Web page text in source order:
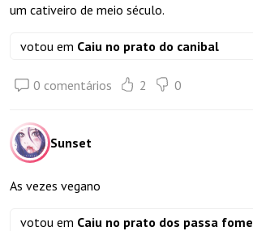
um cativeiro de meio século.
votou em Caiu no prato do canibal
0 comentários 2 0
Sunset
As vezes vegano
votou em Caiu no prato dos passa fome